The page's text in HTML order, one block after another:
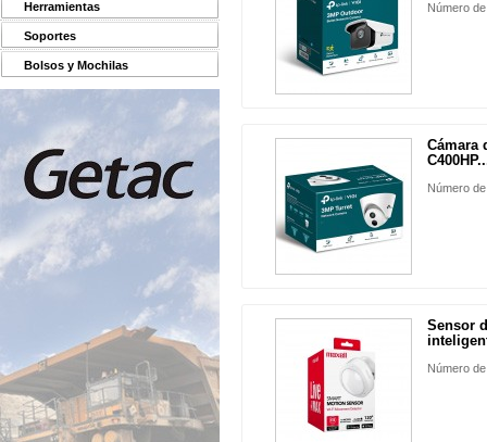
Herramientas
Soportes
Bolsos y Mochilas
Número
Cámara
Número
Sensor
Número